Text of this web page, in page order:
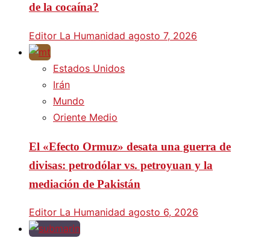
de la cocaína?
Editor La Humanidad agosto 7, 2026
Estados Unidos
Irán
Mundo
Oriente Medio
El «Efecto Ormuz» desata una guerra de
divisas: petrodólar vs. petroyuan y la
mediación de Pakistán
Editor La Humanidad agosto 6, 2026